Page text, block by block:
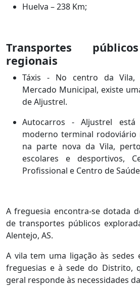
Huelva – 238 Km;
Transportes
regionais
Táxis - No centro da Vila,
Mercado Municipal, existe
de Aljustrel.
Autocarros - Aljustrel
moderno terminal rodoviário
na parte nova da Vila,
escolares e desportivos,
Profissional e Centro de
A freguesia encontra-se dotada
de transportes públicos
Alentejo, AS.
A vila tem uma ligação às sedes
freguesias e à sede do Distrito,
geral responde às necessidades